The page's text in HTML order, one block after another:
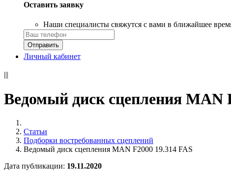
Оставить заявку
Наши специалисты свяжутся с вами в ближайшее
Личный кабинет
|||
Ведомый диск сцепления MAN
Статьи
Подборки востребованных сцеплений
Ведомый диск сцепления MAN F2000 19.314 FAS
Дата публикации: 19.11.2020